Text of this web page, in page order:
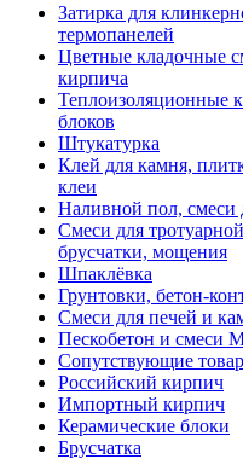
Затирка для
термопанелей
Цветные кладочные
кирпича
Теплоизоляционные
блоков
Штукатурка
Клей для камня,
клеи
Наливной пол, смеси
Смеси для
брусчатки, мощения
Шпаклёвка
Грунтовки, бетон-
Смеси для печей и
Пескобетон и смеси
Сопутствующие
Российский кирпич
Импортный кирпич
Керамические блоки
Брусчатка